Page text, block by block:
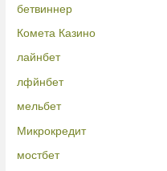
бетвиннер
Комета Казино
лайнбет
лфйнбет
мельбет
Микрокредит
мостбет